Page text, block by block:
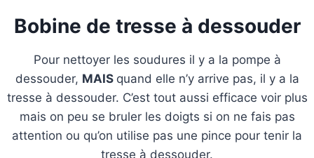
Bobine de tresse à dessouder
Pour nettoyer les soudures il y a la pompe à
dessouder, MAIS quand elle n’y arrive pas, il y a la
tresse à dessouder. C’est tout aussi efficace voir plus
mais on peu se bruler les doigts si on ne fais pas
attention ou qu’on utilise pas une pince pour tenir la
tresse à dessouder.